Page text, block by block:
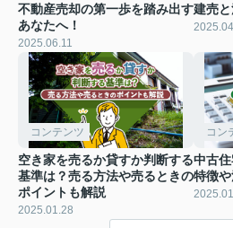
不動産売却の第一歩を踏み出す
あなたへ！
2025.06.11
建売
コンテンツ
空き家を売るか貸すか判断する
基準は？売る方法や売るときの
ポイントも解説
2025.01.28
コン
中古
特徴